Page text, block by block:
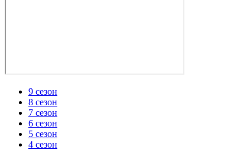
9 сезон
8 сезон
7 сезон
6 сезон
5 сезон
4 сезон